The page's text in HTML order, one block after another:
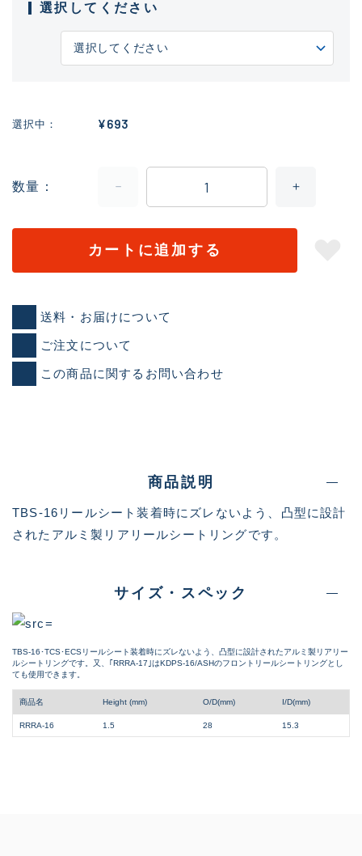
選択してください
選択中 ¥693
数量
カートに追加する
送料・お届けについて
ご注文について
この商品に関するお問い合わせ
商品説明
TBS-16リールシート装着時にズレないよう、凸型に設計
されたアルミ製リアリールシートリングです。
サイズ・スペック
TBS-16･TCS･ECSリールシート装着時にズレないよう、凸型に設計されたアルミ製リアリー
ルシートリングです。又、｢RRRA-17｣はKDPS-16/ASHのフロントリールシートリングとし
ても使用できます。
商品名 Height (mm) O/D(mm) I/D(mm)
RRRA-16 1.5 28 15.3